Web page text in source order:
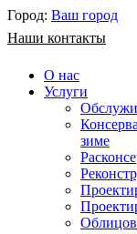
Город: Ваш город
Наши контакты
О нас
Услуги
зиме